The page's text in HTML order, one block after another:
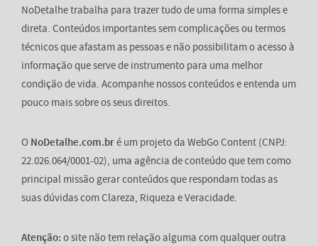
NoDetalhe trabalha para trazer tudo de uma forma simples e
direta. Conteúdos importantes sem complicações ou termos
técnicos que afastam as pessoas e não possibilitam o acesso à
informação que serve de instrumento para uma melhor
condição de vida. Acompanhe nossos conteúdos e entenda um
pouco mais sobre os seus direitos.
O NoDetalhe.com.bré um projeto da WebGo Content (CNPJ:
22.026.064/0001-02), uma agência de conteúdo que tem como
principal missão gerar conteúdos que respondam todas as
suas dúvidas com Clareza, Riqueza e Veracidade.
Atenção: o site não tem relação alguma com qualquer outra